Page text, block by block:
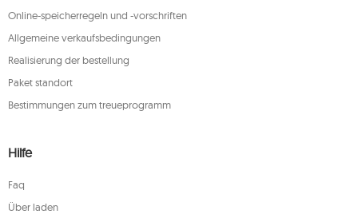
Online-speicherregeln und -vorschriften
Allgemeine verkaufsbedingungen
Realisierung der bestellung
Paket standort
Bestimmungen zum treueprogramm
Hilfe
Faq
Über laden